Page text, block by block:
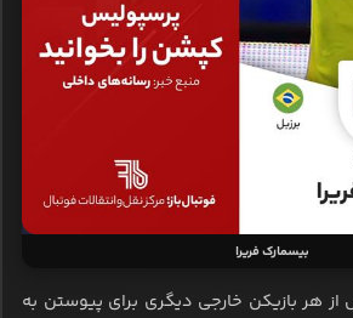
بیسمارک فریرا
از هر بازیکن خارجی دیگری برای پیوستن به